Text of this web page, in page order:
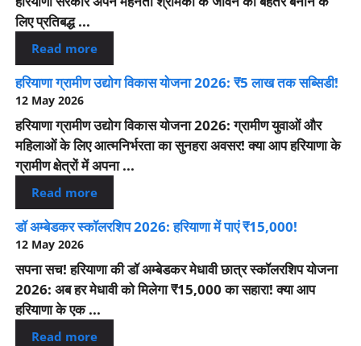
लिए प्रतिबद्ध ...
Read more
हरियाणा ग्रामीण उद्योग विकास योजना 2026: ₹5 लाख तक सब्सिडी!
12 May 2026
हरियाणा ग्रामीण उद्योग विकास योजना 2026: ग्रामीण युवाओं और
महिलाओं के लिए आत्मनिर्भरता का सुनहरा अवसर! क्या आप हरियाणा के
ग्रामीण क्षेत्रों में अपना ...
Read more
डॉ अम्बेडकर स्कॉलरशिप 2026: हरियाणा में पाएं ₹15,000!
12 May 2026
सपना सच! हरियाणा की डॉ अम्बेडकर मेधावी छात्र स्कॉलरशिप योजना
2026: अब हर मेधावी को मिलेगा ₹15,000 का सहारा! क्या आप
हरियाणा के एक ...
Read more